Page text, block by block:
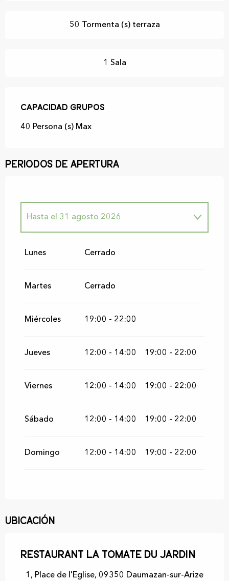
50 Tormenta (s) terraza
1 Sala
Capacidad grupos
Capacidad grupos
40 Persona (s) Max
Periodos de apertura
1 mayo 2026 28 junio 2026
Hasta el 31 agosto 2026
2026
Lunes Cerrado
Martes Cerrado
Miércoles 19:00 - 22:00
Jueves 12:00 - 14:00 19:00 - 22:00
Viernes 12:00 - 14:00 19:00 - 22:00
Sábado 12:00 - 14:00 19:00 - 22:00
Domingo 12:00 - 14:00 19:00 - 22:00
Ubicación
Restaurant La Tomate du Jardin
1, Place de l'Eglise, 09350 Daumazan-sur-Arize